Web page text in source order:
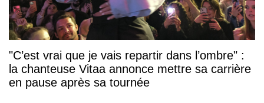
"C’est vrai que je vais repartir dans l’ombre" :
la chanteuse Vitaa annonce mettre sa carrière
en pause après sa tournée